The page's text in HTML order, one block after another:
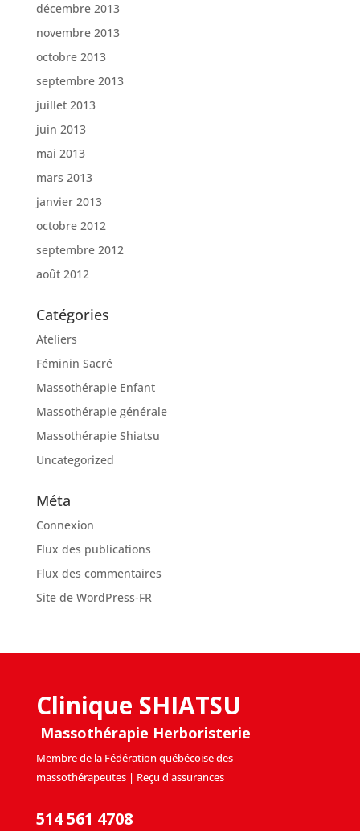
décembre 2013
novembre 2013
octobre 2013
septembre 2013
juillet 2013
juin 2013
mai 2013
mars 2013
janvier 2013
octobre 2012
septembre 2012
août 2012
Catégories
Ateliers
Féminin Sacré
Massothérapie Enfant
Massothérapie générale
Massothérapie Shiatsu
Uncategorized
Méta
Connexion
Flux des publications
Flux des commentaires
Site de WordPress-FR
Clinique SHIATSU
Massothérapie Herboristerie
Membre de la Fédération québécoise des
massothérapeutes | Reçu d'assurances
514 561 4708